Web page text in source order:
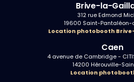
Brive-la-
312 rue Edmond
19600 Saint-Pantaléon-
Location photobooth
Caen
4 avenue de Cambridge -
14200 Hérouville-
Location